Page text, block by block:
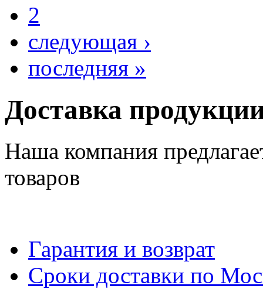
2
следующая ›
последняя »
Доставка
Наша компания
товаров
Гарантия и возврат
Сроки доставки по